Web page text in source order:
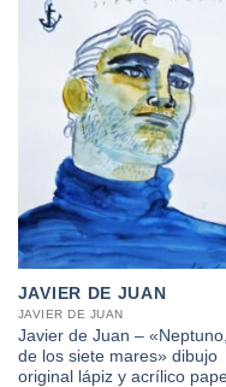
JAVIER DE JUAN
JAVIER DE JUAN
Javier de Juan –
de los siete mares» dibujo
original lápiz y acrílico